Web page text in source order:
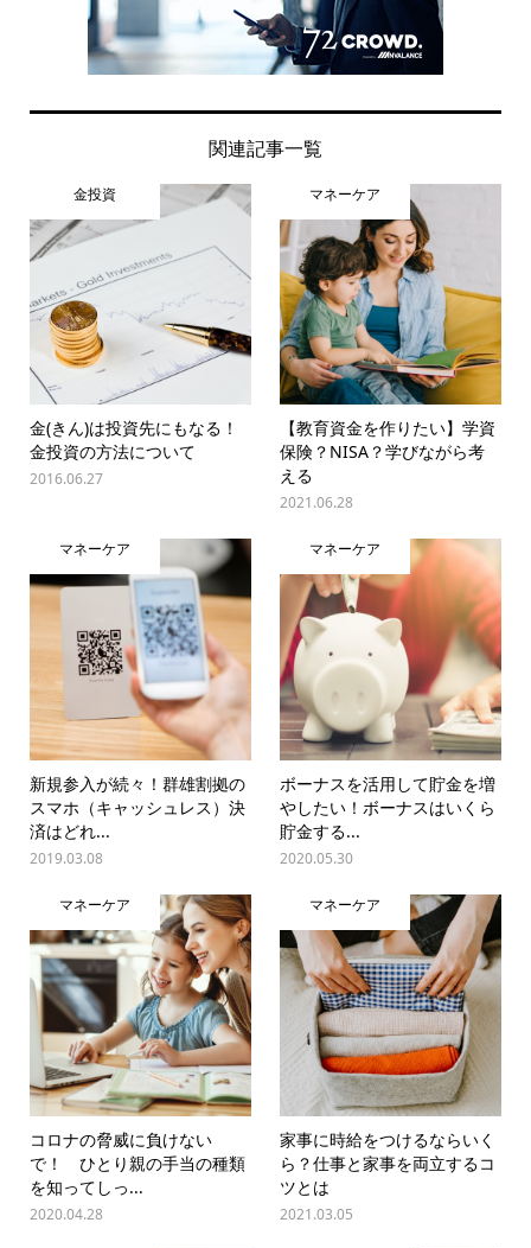
関連記事一覧
金投資
金(きん)は投資先にもなる！
金投資の方法について
2016.06.27
マネーケア
【教育資金を作りたい】学資
保険？NISA？学びながら考
える
2021.06.28
マネーケア
新規参入が続々！群雄割拠の
スマホ（キャッシュレス）決
済はどれ...
2019.03.08
マネーケア
ボーナスを活用して貯金を増
やしたい！ボーナスはいくら
貯金する...
2020.05.30
マネーケア
コロナの脅威に負けない
で！ ひとり親の手当の種類
を知ってしっ...
2020.04.28
マネーケア
家事に時給をつけるならいく
ら？仕事と家事を両立するコ
ツとは
2021.03.05